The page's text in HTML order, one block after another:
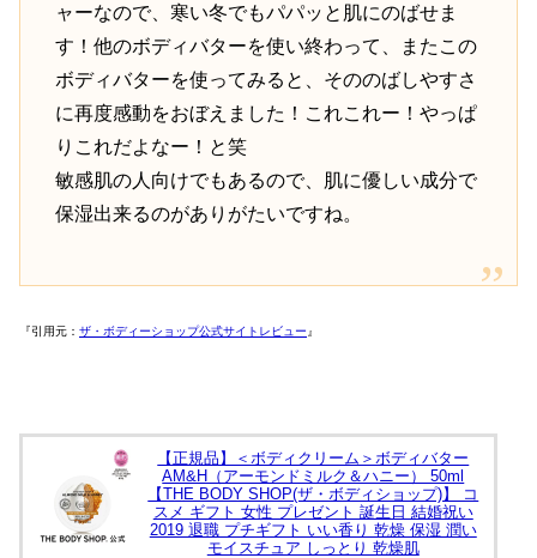
ャーなので、寒い冬でもパパッと肌にのばせま
す！他のボディバターを使い終わって、またこの
ボディバターを使ってみると、そののばしやすさ
に再度感動をおぼえました！これこれー！やっぱ
りこれだよなー！と笑
敏感肌の人向けでもあるので、肌に優しい成分で
保湿出来るのがありがたいですね。
『引用元： ザ・ボディーショップ公式サイトレビュー 』
【正規品】＜ボディクリーム＞ボディバター
AM&H（アーモンドミルク＆ハニー） 50ml
【THE BODY SHOP(ザ・ボディショップ)】 コ
スメ ギフト 女性 プレゼント 誕生日 結婚祝い
2019 退職 プチギフト いい香り 乾燥 保湿 潤い
モイスチュア しっとり 乾燥肌